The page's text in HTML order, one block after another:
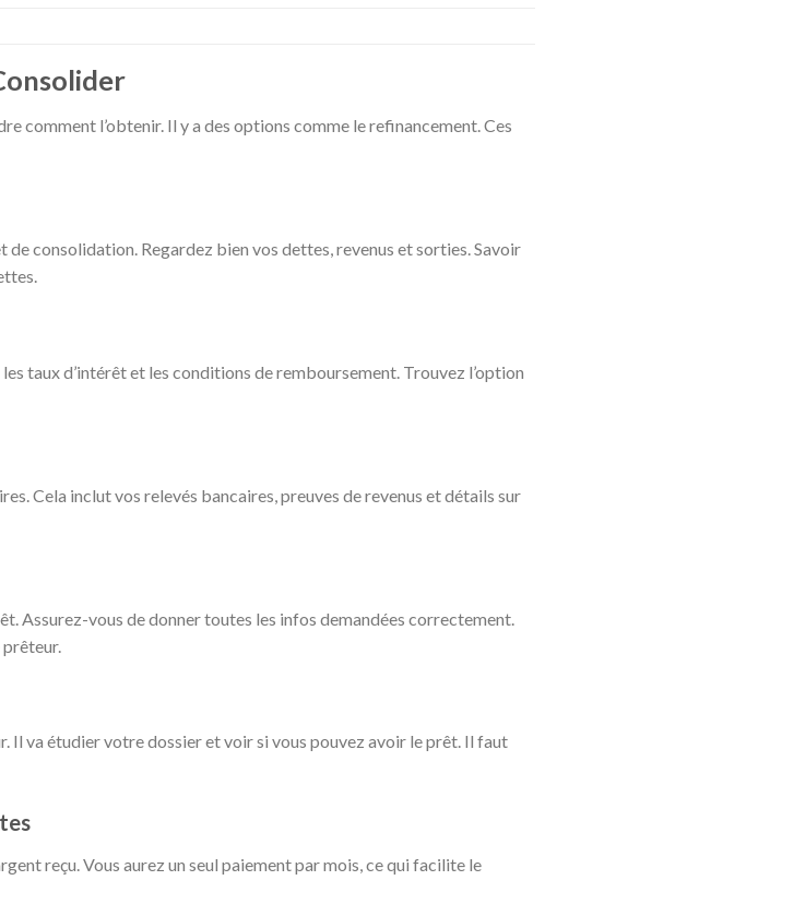
comment l’obtenir. Il y a des options comme le refinancement. Ces
consolidation. Regardez bien vos dettes, revenus et sorties. Savoir
taux d’intérêt et les conditions de remboursement. Trouvez l’option
Cela inclut vos relevés bancaires, preuves de revenus et détails sur
Assurez-vous de donner toutes les infos demandées correctement.
Il va étudier votre dossier et voir si vous pouvez avoir le prêt. Il faut
reçu. Vous aurez un seul paiement par mois, ce qui facilite le